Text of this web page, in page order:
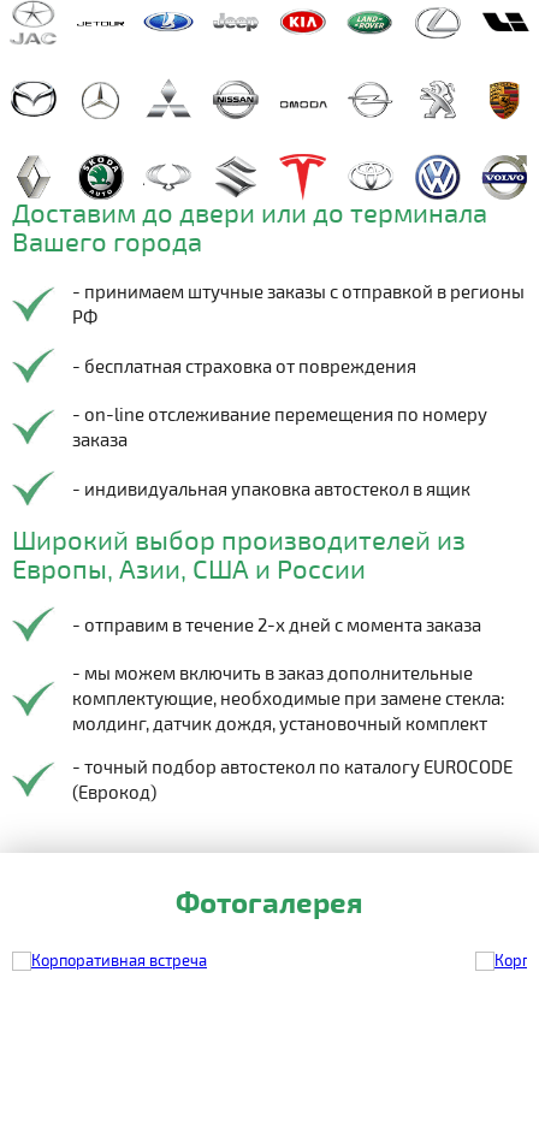
Доставим до двери или до терминала
Вашего города
- принимаем штучные заказы с отправкой в регионы
РФ
- бесплатная страховка от повреждения
- on-line отслеживание перемещения по номеру
заказа
- индивидуальная упаковка автостекол в ящик
Широкий выбор производителей из
Европы, Азии, США и России
- отправим в течение 2-х дней с момента заказа
- мы можем включить в заказ дополнительные
комплектующие, необходимые при замене стекла:
молдинг, датчик дождя, установочный комплект
- точный подбор автостекол по каталогу EUROCODE
(Еврокод)
Фотогалерея